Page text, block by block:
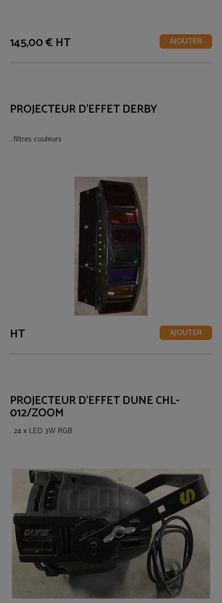
145,00 € HT AJOUTER
PROJECTEUR D'EFFET DERBY
. filtres couleurs
HT AJOUTER
PROJECTEUR D'EFFET DUNE CHL-
012/ZOOM
. 24 x LED 3W RGB